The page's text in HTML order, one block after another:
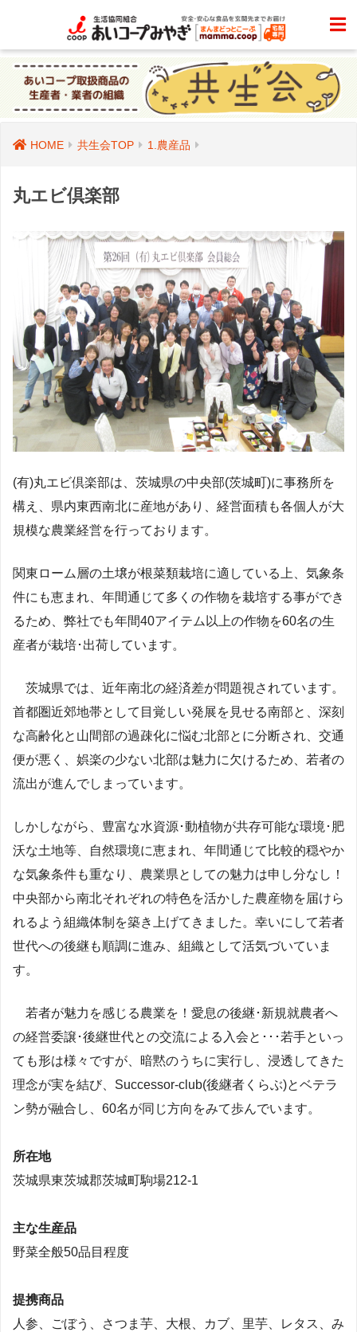
HOME 共生会TOP 1.農産品
丸エビ倶楽部
(有)丸エビ倶楽部は、茨城県の中央部(茨城町)に事務所を
構え、県内東西南北に産地があり、経営面積も各個人が大
規模な農業経営を行っております。
関東ローム層の土壌が根菜類栽培に適している上、気象条
件にも恵まれ、年間通じて多くの作物を栽培する事ができ
るため、弊社でも年間40アイテム以上の作物を60名の生
産者が栽培･出荷しています。
茨城県では、近年南北の経済差が問題視されています。
首都圏近郊地帯として目覚しい発展を見せる南部と、深刻
な高齢化と山間部の過疎化に悩む北部とに分断され、交通
便が悪く、娯楽の少ない北部は魅力に欠けるため、若者の
流出が進んでしまっています。
しかしながら、豊富な水資源･動植物が共存可能な環境･肥
沃な土地等、自然環境に恵まれ、年間通じて比較的穏やか
な気象条件も重なり、農業県としての魅力は申し分なし！
中央部から南北それぞれの特色を活かした農産物を届けら
れるよう組織体制を築き上げてきました。幸いにして若者
世代への後継も順調に進み、組織として活気づいていま
す。
若者が魅力を感じる農業を！愛息の後継･新規就農者へ
の経営委譲･後継世代との交流による入会と･･･若手といっ
ても形は様々ですが、暗黙のうちに実行し、浸透してきた
理念が実を結び、Successor-club(後継者くらぶ)とベテラ
ン勢が融合し、60名が同じ方向をみて歩んでいます。
所在地
茨城県東茨城郡茨城町駒場212-1
主な生産品
野菜全般50品目程度
提携商品
人参、ごぼう、さつま芋、大根、カブ、里芋、レタス、み